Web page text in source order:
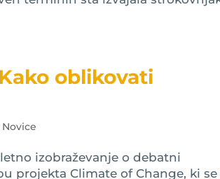
oblikovati
Novice
izobraževanje o debatni
projekta Climate of Change, ki se